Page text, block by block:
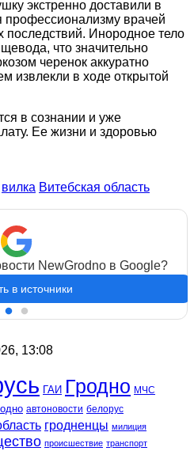
экстренно доставили в
врачей
последствий. Инородное тело
что значительно
черенок аккуратно
извлекли в ходе открытой
в сознании и уже
Ее жизни и здоровью
вилка Витебская область
NewGrodno в Google?
в источники
13:08
ГАИ Гродно МЧС
автоновости белорус
гродненцы милиция
происшествие транспорт